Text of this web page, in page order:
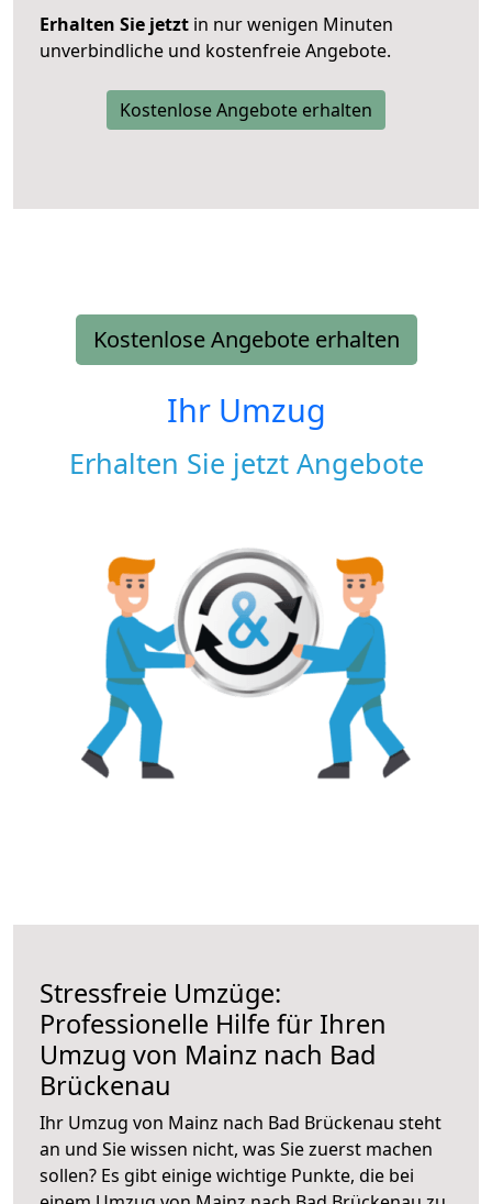
Erhalten Sie jetzt in nur wenigen Minuten
unverbindliche und kostenfreie Angebote.
Kostenlose Angebote erhalten
Kostenlose Angebote erhalten
Ihr Umzug
Erhalten Sie jetzt Angebote
Stressfreie Umzüge:
Professionelle Hilfe für Ihren
Umzug von Mainz nach Bad
Brückenau
Ihr Umzug von Mainz nach Bad Brückenau steht
an und Sie wissen nicht, was Sie zuerst machen
sollen? Es gibt einige wichtige Punkte, die bei